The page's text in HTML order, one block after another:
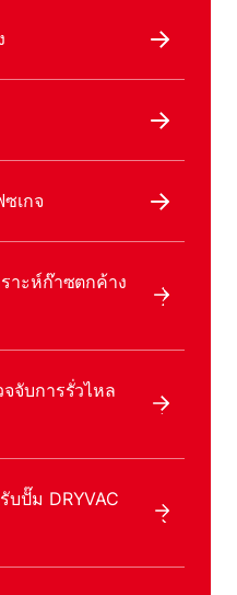
เกจ
าะห์ก๊าซตกค้าง
จับการรั่วไหล
ปั๊ม DRYVAC